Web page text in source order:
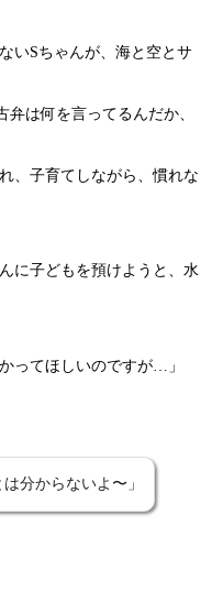
いSちゃんが、海と空とサ
は何を言ってるんだか、
、子育てしながら、慣れな
に子どもを預けようと、水
ってほしいのですが…」
分からないよ〜」